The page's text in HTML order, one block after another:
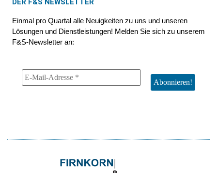
DER F&S NEWSLETTER
Einmal pro Quartal alle Neuigkeiten zu uns und unseren
Lösungen und Dienstleistungen! Melden Sie sich zu unserem
F&S-Newsletter an: